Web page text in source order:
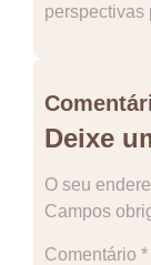
perspectivas
Deixe
O seu
Campos
Comentário *